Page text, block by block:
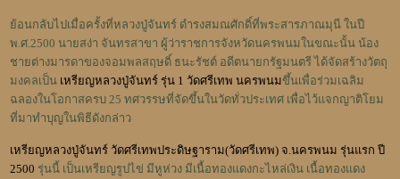
ย้อนกลับไปเมื่อครั้งที่หลวงปู่จันทร์ ดำรงสมณศักดิ์ที่พระสารภาณมุนี ในปี
พ.ศ.2500 นายสง่า จันทรสาขา ผู้ว่าราชการจังหวัดนครพนมในขณะนั้น น้อง
ชายต่างมารดาของจอมพลสฤษดิ์ ธนะรัชต์ อดีตนายกรัฐมนตรี ได้จัดสร้างวัตถุ
มงคลเป็น เหรียญหลวงปู่จันทร์ รุ่น 1 วัดศรีเทพ นครพนมขึ้นเพื่อร่วมเฉลิม
ฉลองในโอกาสครบ 25 ทศวรรษที่จัดขึ้นในวัดทั่วประเทศ เพื่อไว้แจกญาติโยม
ที่มาทำบุญในพิธีดังกล่าว
เหรียญหลวงปู่จันทร์ วัดศรีเทพประดิษฐาราม(วัดศรีเทพ) จ.นครพนม รุ่นแรก ปี
2500 รุ่นนี้ เป็นเหรียญรูปไข่ มีหูห่วง มีเนื้อทองแดงกะไหล่เงิน เนื้อทองแดง